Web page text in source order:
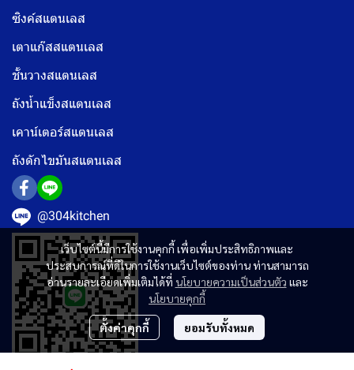
เว็บไซต์นี้มีการใช้งานคุกกี้ เพื่อเพิ่มประสิทธิภาพและ
ประสบการณ์ที่ดีในการใช้งานเว็บไซต์ของท่าน ท่านสามารถ
อ่านรายละเอียดเพิ่มเติมได้ที่ นโยบายความเป็นส่วนตัว และ
นโยบายคุกกี้
ตั้งค่าคุกกี้ ยอมรับทั้งหมด
ซิงค์สแตนเลส
เตาแก๊สสแตนเลส
ชั้นวางสแตนเลส
ถังน้ำแข็งสแตนเลส
เคาน์เตอร์สแตนเลส
ถังดักไขมันสแตนเลส
@304kitchen